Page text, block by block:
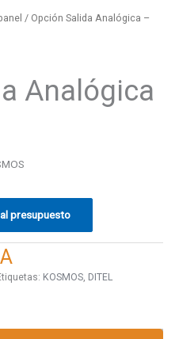
/ Opción Salida Analógica –
Analógica
presupuesto
KOSMOS DITEL